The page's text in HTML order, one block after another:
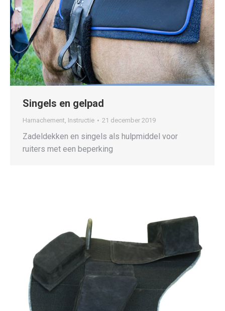
Singels en gelpad
Harnachement, Instructie 21 december 2019
Zadeldekken en singels als hulpmiddel voor
ruiters met een beperking